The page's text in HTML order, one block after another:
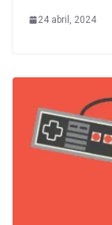
24 abril, 2024